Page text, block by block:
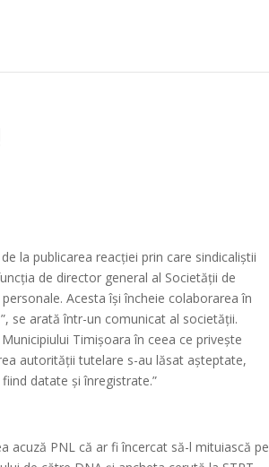
la publicarea reacției prin care sindicaliștii
de director general al Societății de
Acesta își încheie colaborarea în
se arată într-un comunicat al societății.
Timișoara în ceea ce privește
autorității tutelare s-au lăsat așteptate,
datate și înregistrate.”
acuză PNL că ar fi încercat să-l mituiască pe